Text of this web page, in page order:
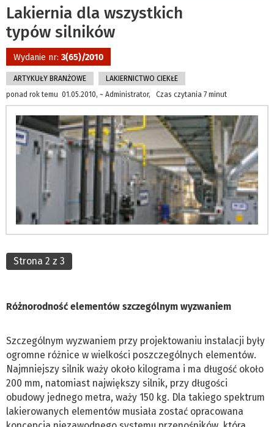
Lakiernia dla wszystkich
typów silników
Wydanie nr: 3(65)/2010
ARTYKUŁY BRANŻOWE
LAKIERNICTWO CIEKŁE
ponad rok temu 01.05.2010, ~ Administrator, Czas czytania 7 minut
Strona 2 z 3
Różnorodność elementów szczególnym wyzwaniem
Szczególnym wyzwaniem przy projektowaniu instalacji były
ogromne różnice w wielkości poszczególnych elementów.
Najmniejszy silnik waży około kilograma i ma długość około
200 mm, natomiast największy silnik, przy długości
obudowy jednego metra, waży 150 kg. Dla takiego spektrum
lakierowanych elementów musiała zostać opracowana